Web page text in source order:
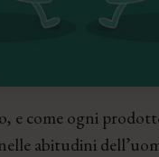
e come ogni
abitudini